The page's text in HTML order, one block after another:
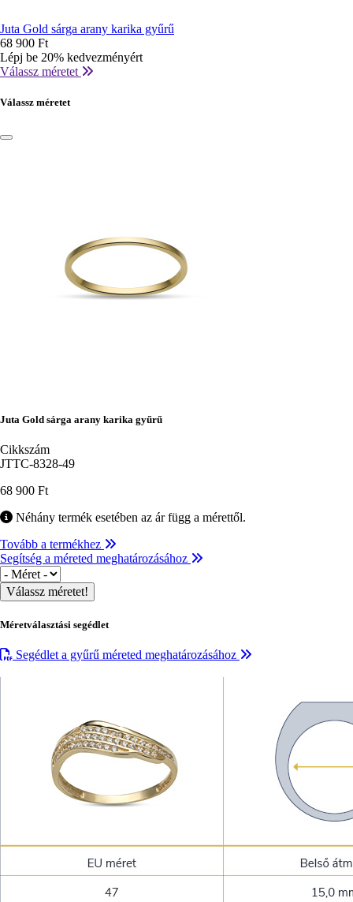
Juta Gold sárga arany karika gyűrű
68 900 Ft
Lépj be 20% kedvezményért
Válassz méretet
Válassz méretet
Juta Gold sárga arany karika gyűrű
Cikkszám
JTTC-8328-49
68 900 Ft
Néhány termék esetében az ár függ a mérettől.
Tovább a termékhez
Segítség a méreted meghatározásához
Méret
Méretválasztási segédlet
Segédlet a gyűrű méreted meghatározásához